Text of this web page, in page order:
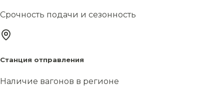
Срочность подачи и сезонность
Станция отправления
Наличие вагонов в регионе